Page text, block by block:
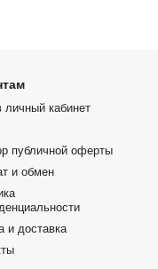
личный кабинет
публичной оферты
и обмен
и доставка